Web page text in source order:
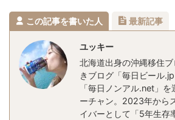
この記事を書いた人 最新記事
ユッキー
北海道出身の沖縄移住
きブログ「毎日ビール
「毎日ノンアル.net」
ーチャン。2023年から
イバーとして「5年生存